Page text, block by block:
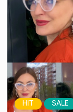
HIT SALE